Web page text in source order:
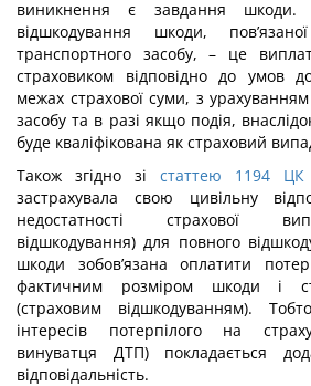
виникнення є завдання шкоди.
відшкодування шкоди,
транспортного засобу, – це
страховиком відповідно до умов
межах страхової суми, з
засобу та в разі якщо подія,
буде кваліфікована як страховий
Також згідно зі статтею 1194 ЦК
застрахувала свою цивільну
недостатності страхової
відшкодування) для повного
шкоди зобов’язана оплатити
фактичним розміром шкоди і
(страховим відшкодуванням).
інтересів потерпілого на
винуватця ДТП) покладається
відповідальність.